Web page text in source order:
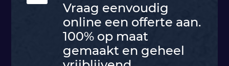
Vraag eenvoudig
online een offerte aan.
100% op maat
gemaakt en geheel